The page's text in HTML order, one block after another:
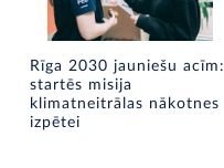
Rīga 2030 jauniešu acīm:
startēs misija
klimatneitrālas nākotnes
izpētei